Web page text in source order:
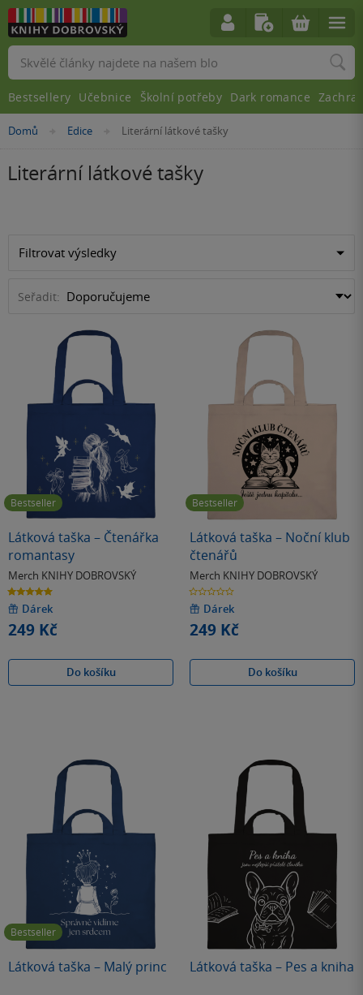
Nacházíte
zde:
Domů »
Edice »
Literární látkové tašky
Literární látkové tašky
Filtrovat výsledky
Seřadit:
Bestseller
Látková taška – Čtenářka
romantasy
Merch KNIHY DOBROVSKÝ
5.0
z
5
hvězdiček
Dárek
249 Kč
Do košíku
Bestseller
Látková taška – Noční klub
čtenářů
Merch KNIHY DOBROVSKÝ
0.0
z
5
hvězdiček
Dárek
249 Kč
Do košíku
Bestseller
Látková taška – Malý princ Látková taška – Pes a kniha
Vyhledávání
Bestsellery Učebnice Školní potřeby Dark romance